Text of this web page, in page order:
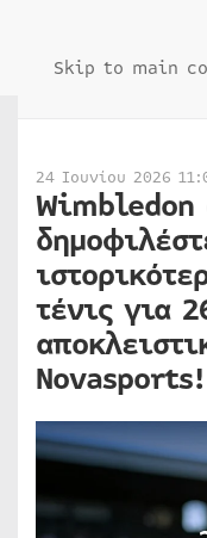
Skip to main
24 Ιουνίου 2026
Wimbledon
τένις για
Novasports!